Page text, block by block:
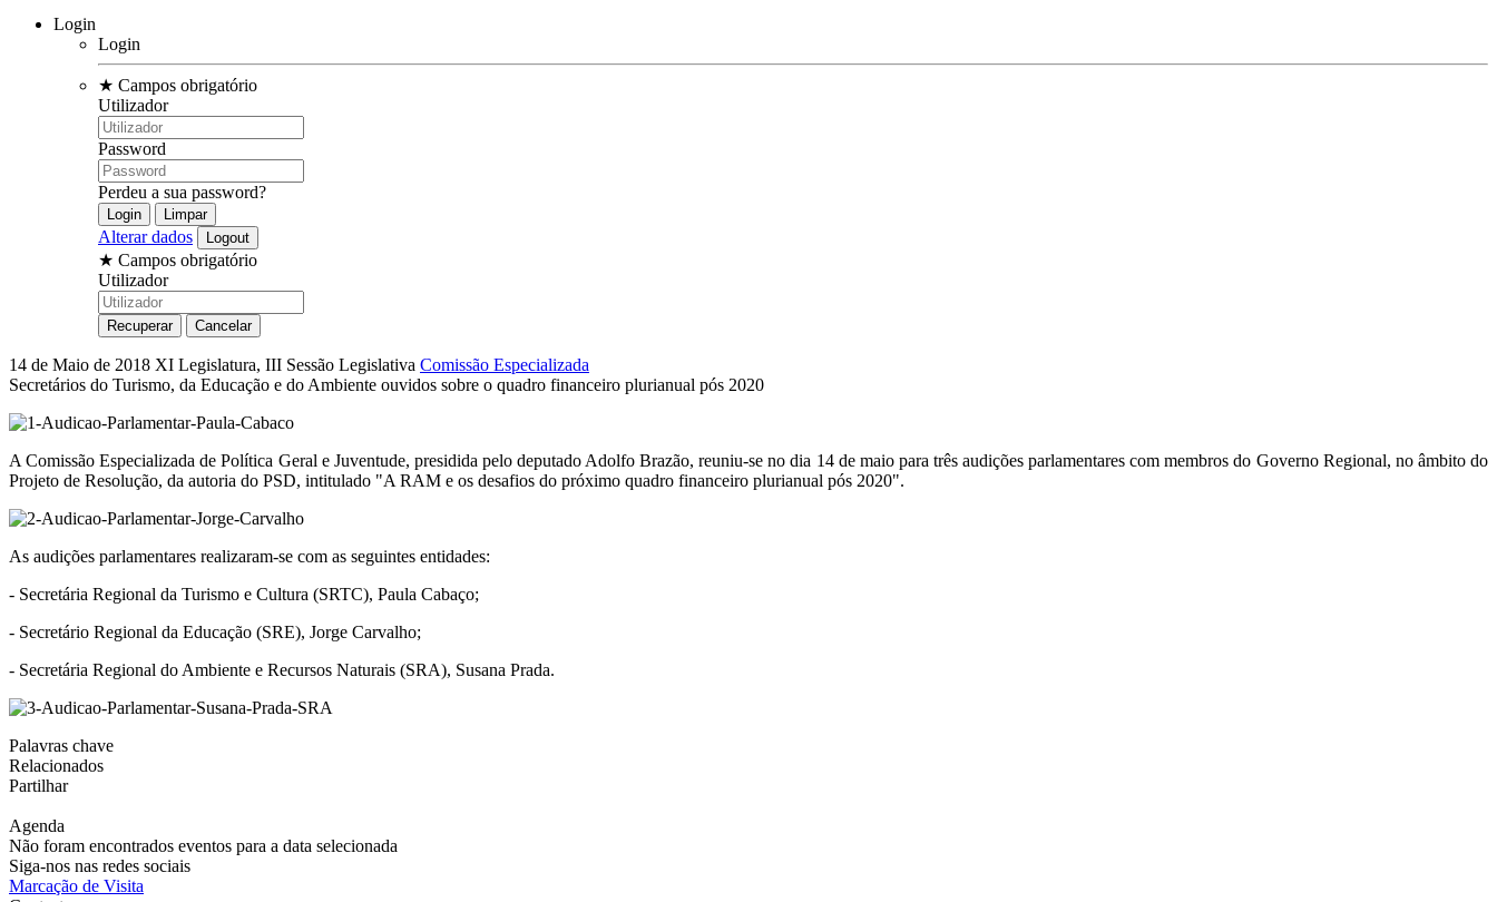
Login
Login
★ Campos obrigatório
Utilizador
Password
Perdeu a sua password?
Alterar dados
★ Campos obrigatório
Utilizador
14 de Maio de 2018 XI Legislatura, III Sessão Legislativa Comissão Especializada
Secretários do Turismo, da Educação e do Ambiente ouvidos sobre o quadro financeiro plurianual pós 2020
A Comissão Especializada de Política Geral e Juventude, presidida pelo deputado Adolfo Brazão, reuniu-se no dia 14 de maio para três audições parlamentares com membros do Governo Regional, no âmbito do
Projeto de Resolução, da autoria do PSD, intitulado "A RAM e os desafios do próximo quadro financeiro plurianual pós 2020".
As audições parlamentares realizaram-se com as seguintes entidades:
- Secretária Regional da Turismo e Cultura (SRTC), Paula Cabaço;
- Secretário Regional da Educação (SRE), Jorge Carvalho;
- Secretária Regional do Ambiente e Recursos Naturais (SRA), Susana Prada.
Palavras chave
Relacionados
Partilhar
Agenda
Não foram encontrados eventos para a data selecionada
Siga-nos nas redes sociais
Marcação de Visita